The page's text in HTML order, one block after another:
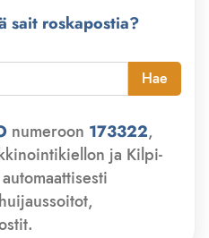
sait roskapostia?
Hae
numeroon 173322,
ja Kilpi-